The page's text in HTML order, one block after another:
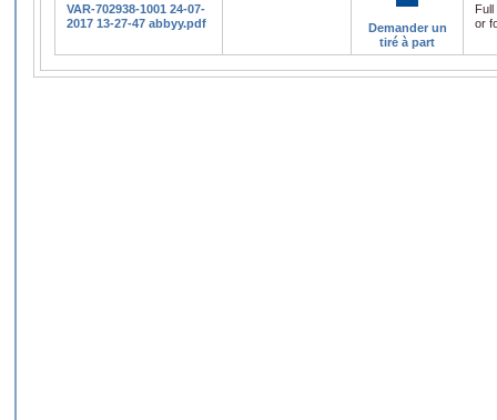
VAR-702938-1001 24-07-
2017 13-27-47 abbyy.pdf
Demander un
tiré à part
or